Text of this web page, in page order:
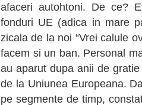
afaceri autohtoni. De ce?
fonduri UE (adica in mare
zicala de la noi “Vrei calule
facem si un ban. Personal
au aparut dupa anii de
de la Uniunea Europeana.
pe segmente de timp,